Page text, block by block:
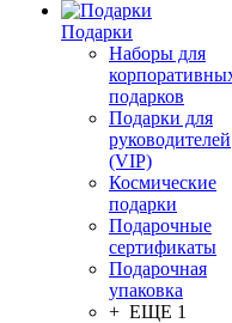
Подарки
Наборы для
подарков
Подарки для
руководителей
(VIP)
Космические
подарки
Подарочные
сертификаты
Подарочная
упаковка
+ ЕЩЕ 1